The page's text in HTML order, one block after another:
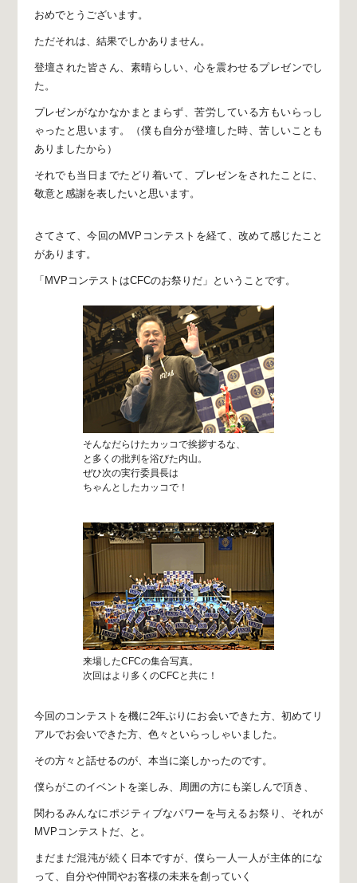
おめでとうございます。
ただそれは、結果でしかありません。
登壇された皆さん、 素晴らしい、心を震わせるプレゼンでし
た。
プレゼンがなかなかまとまらず、苦労している方もいらっし
ゃったと思います。
（僕も自分が登壇した時、苦しいことも
ありましたから）
それでも当日までたどり着いて、 プレゼンをされたことに、
敬意と感謝を表したいと思います。
さてさて、今回のMVPコンテストを経て、 改めて感じたこと
があります。
「MVPコンテストはCFCのお祭りだ」ということです。
そんなだらけたカッコで挨拶するな、
と多くの批判を浴びた内山。
ぜひ次の実行委員長は
ちゃんとしたカッコで！
来場したCFCの集合写真。
次回はより多くのCFCと共に！
今回のコンテストを機に2年ぶりにお会いできた方、 初めてリ
アルでお会いできた方、 色々といらっしゃいました。
その方々と話せるのが、 本当に楽しかったのです。
僕らがこのイベントを楽しみ、 周囲の方にも楽しんで頂き、
関わるみんなにポジティブなパワーを与えるお祭り、 それが
MVPコンテストだ、と。
まだまだ混沌が続く日本ですが、僕ら一人一人が主体的にな
って、 自分や仲間やお客様の未来を創っていく